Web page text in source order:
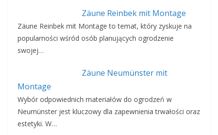
Zäune Reinbek mit Montage
Zäune Reinbek mit Montage to temat, który zyskuje na
popularności wśród osób planujących ogrodzenie
swojej…
Zäune Neumünster mit
Montage
Wybór odpowiednich materiałów do ogrodzeń w
Neumünster jest kluczowy dla zapewnienia trwałości oraz
estetyki. W…